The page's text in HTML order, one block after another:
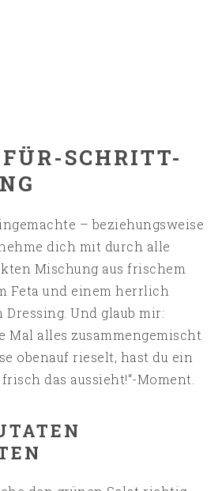
SCHRITT-
– beziehungsweise
dich mit durch alle
Mischung aus frischem
Feta und einem herrlich
Und glaub mir:
Mal alles zusammengemischt
obenauf rieselt, hast du ein
das aussieht!“-Moment.